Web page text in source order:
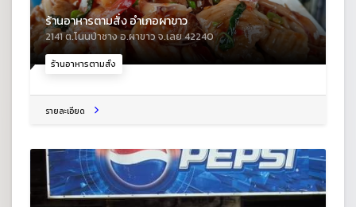
ร้านอาหารตามสั่ง
ร้านอาหารตามสั่ง อำเภอผาขาว
2141 ต.โนนป่าซาง อ.ผาขาว จ.เลย 42240
รายละเอียด